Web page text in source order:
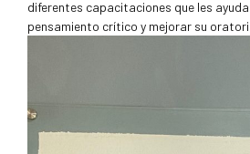
diferentes capacitaciones que les
pensamiento crítico y mejorar su